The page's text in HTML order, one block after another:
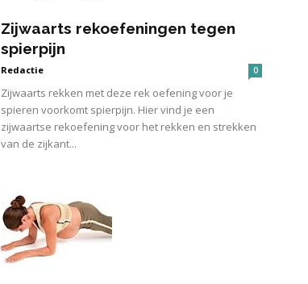
Zijwaarts rekoefeningen tegen
spierpijn
Redactie 0
Zijwaarts rekken met deze rek oefening voor je
spieren voorkomt spierpijn. Hier vind je een
zijwaartse rekoefening voor het rekken en strekken
van de zijkant...